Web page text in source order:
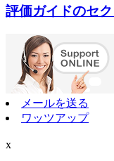
評価ガイドのセ
メールを送る
ワッツアップ
x